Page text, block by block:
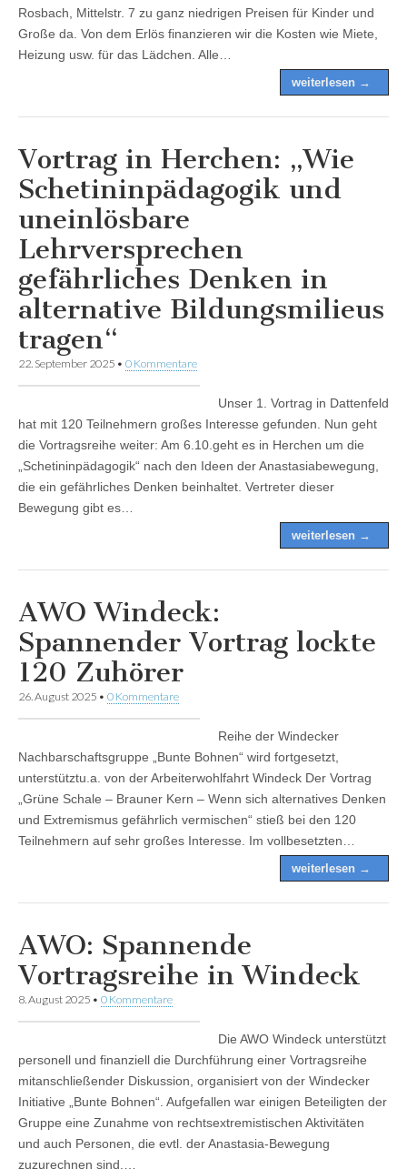
Rosbach, Mittelstr. 7 zu ganz niedrigen Preisen für Kinder und
Große da. Von dem Erlös finanzieren wir die Kosten wie Miete,
Heizung usw. für das Lädchen. Alle…
weiterlesen →
Vortrag in Herchen: „Wie
Schetininpädagogik und
uneinlösbare
Lehrversprechen
gefährliches Denken in
alternative Bildungsmilieus
tragen“
22. September 2025 • 0 Kommentare
Unser 1. Vortrag in Dattenfeld
hat mit 120 Teilnehmern großes Interesse gefunden. Nun geht
die Vortragsreihe weiter: Am 6.10.geht es in Herchen um die
„Schetininpädagogik“ nach den Ideen der Anastasiabewegung,
die ein gefährliches Denken beinhaltet. Vertreter dieser
Bewegung gibt es…
weiterlesen →
AWO Windeck:
Spannender Vortrag lockte
120 Zuhörer
26. August 2025 • 0 Kommentare
Reihe der Windecker
Nachbarschaftsgruppe „Bunte Bohnen“ wird fortgesetzt,
unterstütztu.a. von der Arbeiterwohlfahrt Windeck Der Vortrag
„Grüne Schale – Brauner Kern – Wenn sich alternatives Denken
und Extremismus gefährlich vermischen“ stieß bei den 120
Teilnehmern auf sehr großes Interesse. Im vollbesetzten…
weiterlesen →
AWO: Spannende
Vortragsreihe in Windeck
8. August 2025 • 0 Kommentare
Die AWO Windeck unterstützt
personell und finanziell die Durchführung einer Vortragsreihe
mitanschließender Diskussion, organisiert von der Windecker
Initiative „Bunte Bohnen“. Aufgefallen war einigen Beteiligten der
Gruppe eine Zunahme von rechtsextremistischen Aktivitäten
und auch Personen, die evtl. der Anastasia-Bewegung
zuzurechnen sind.…